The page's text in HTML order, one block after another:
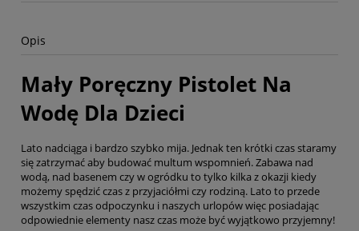
Opis
Mały Poręczny Pistolet Na
Wodę Dla Dzieci
Lato nadciąga i bardzo szybko mija. Jednak ten krótki czas staramy
się zatrzymać aby budować multum wspomnień. Zabawa nad
wodą, nad basenem czy w ogródku to tylko kilka z okazji kiedy
możemy spędzić czas z przyjaciółmi czy rodziną. Lato to przede
wszystkim czas odpoczynku i naszych urlopów więc posiadając
odpowiednie elementy nasz czas może być wyjątkowo przyjemny!